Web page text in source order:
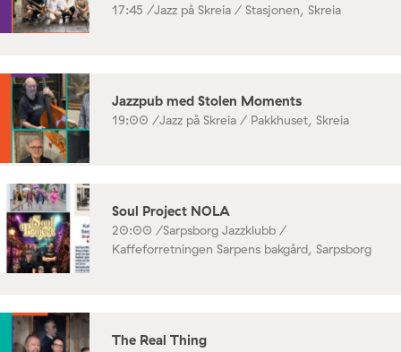
17:45 /Jazz på Skreia / Stasjonen, Skreia
Jazzpub med Stolen Moments
19:00 /Jazz på Skreia / Pakkhuset, Skreia
Soul Project NOLA
20:00 /Sarpsborg Jazzklubb /
Kaffeforretningen Sarpens bakgård, Sarpsborg
The Real Thing